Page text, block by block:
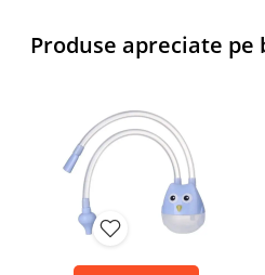
Produse apreciate pe